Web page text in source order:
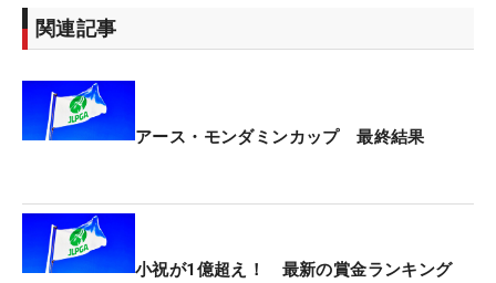
うよ』って言ったんです」。そう、軽く上げた右手
こそ、小祝なりのガッツポーズだったのだ。
これが小祝にとって、初めて試合で繰り出したガッ
ツポーズだった。ちょっぴり控えめにも見えたが、
る。そしてその時の表情は“ご満悦”といっていい笑
顔だった。
関連記事
アース・モンダミンカップ 最終結果
小祝が1億超え！ 最新の賞金ランキング